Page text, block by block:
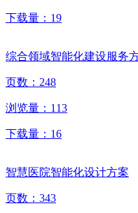
下载量： 19
综合领域智能化建设服务
页数： 248
浏览量： 113
下载量： 16
智慧医院智能化设计方案
页数： 343